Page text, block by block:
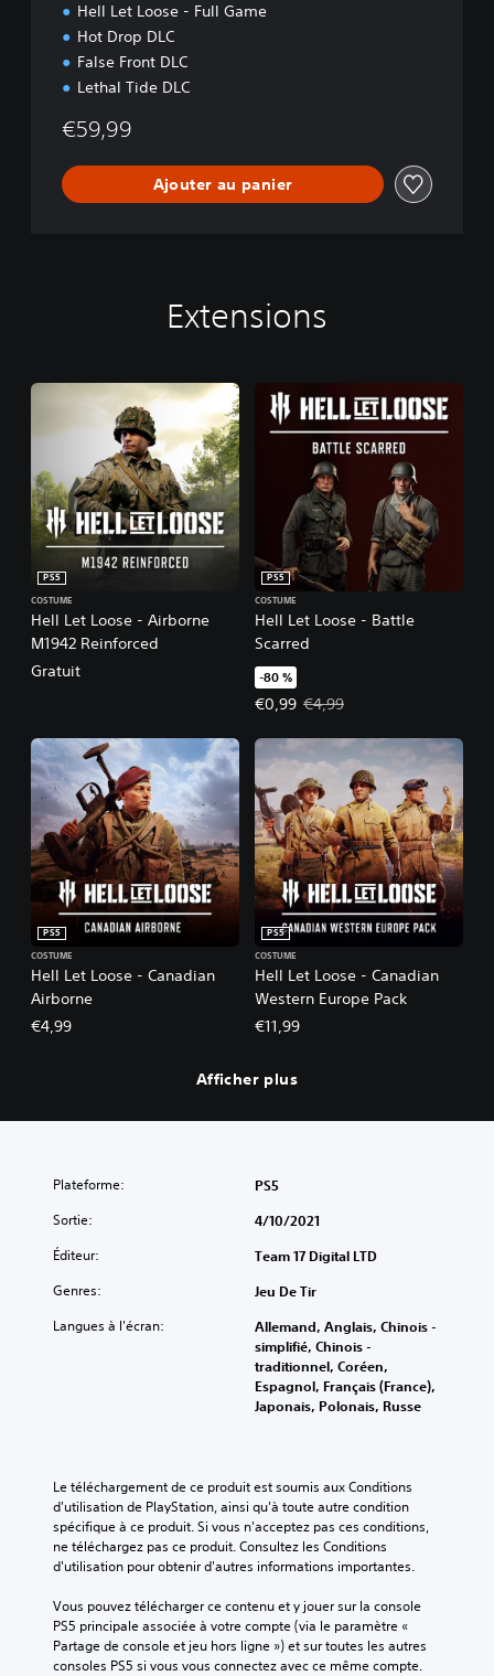
Hell Let Loose - Full Game
Hot Drop DLC
False Front DLC
Lethal Tide DLC
€59,99
Ajouter au panier
Extensions
Hell Let Loose - Airborne
M1942 Reinforced
PS5
COSTUME
Gratuit
Hell Let Loose - Battle
Scarred
PS5
COSTUME
-80 %
€0,99
Prix de l'offre : €0,99 Prix initial
€4,99
Hell Let Loose - Canadian
Airborne
PS5
COSTUME
€4,99
Hell Let Loose - Canadian
Western Europe Pack
PS5
COSTUME
€11,99
Afficher plus
Plateforme: PS5
Sortie: 4/10/2021
Éditeur: Team 17 Digital LTD
Genres: Jeu De Tir
Langues à l'écran:
Allemand, Anglais, Chinois -
simplifié, Chinois -
traditionnel, Coréen,
Espagnol, Français (France),
Japonais, Polonais, Russe
Le téléchargement de ce produit est soumis aux Conditions
d'utilisation de PlayStation, ainsi qu'à toute autre condition
spécifique à ce produit. Si vous n'acceptez pas ces conditions,
ne téléchargez pas ce produit. Consultez les Conditions
d'utilisation pour obtenir d'autres informations importantes.
Vous pouvez télécharger ce contenu et y jouer sur la console
PS5 principale associée à votre compte (via le paramètre «
Partage de console et jeu hors ligne ») et sur toutes les autres
consoles PS5 si vous vous connectez avec ce même compte.